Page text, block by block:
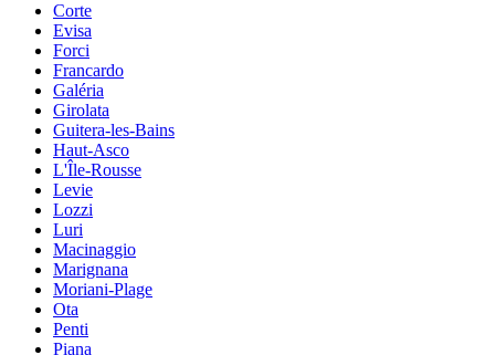
Corte
Evisa
Forci
Francardo
Galéria
Girolata
Guitera-les-Bains
Haut-Asco
L'Île-Rousse
Levie
Lozzi
Luri
Macinaggio
Marignana
Moriani-Plage
Ota
Penti
Piana